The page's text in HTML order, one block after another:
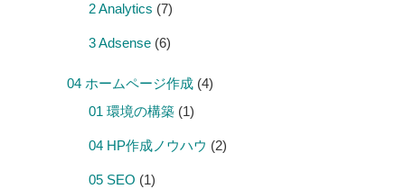
2 Analytics (7)
3 Adsense (6)
04 ホームページ作成 (4)
01 環境の構築 (1)
04 HP作成ノウハウ (2)
05 SEO (1)